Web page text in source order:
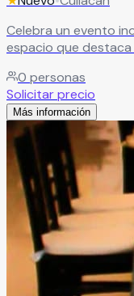
Celebra un evento
espacio que
importantes de tu vida. Su carácter
permite adaptarse a
ofreciendo
crear una
0 personas
Solicitar precio
Más información